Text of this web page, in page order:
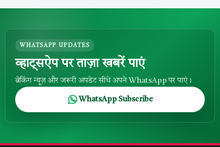
WHATSAPP UPDATES
व्हाट्सऐप पर ताज़ा खबरें पाएं
ब्रेकिंग न्यूज़ और जरूरी अपडेट सीधे अपने WhatsApp पर पाएं।
WhatsApp Subscribe